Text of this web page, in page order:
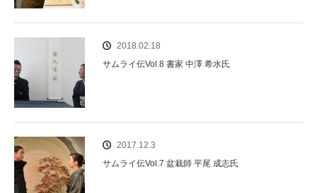
2018.02.18
サムライ伝Vol.8 書家 中澤 希水氏
2017.12.3
サムライ伝Vol.7 盆栽師 平尾 成志氏